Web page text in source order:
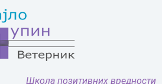
Школа позитивних вредности